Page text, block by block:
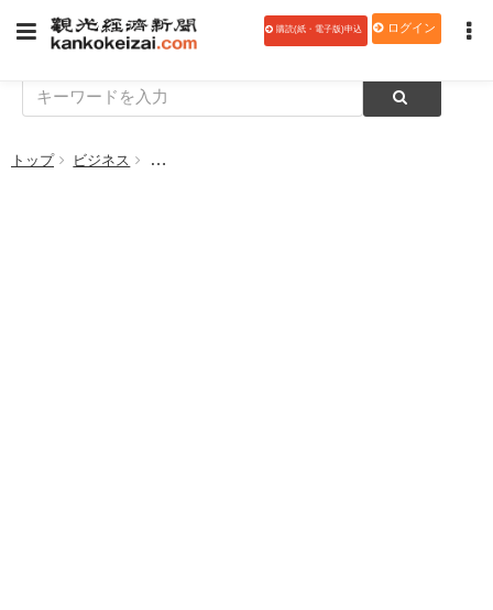
購読(紙・電子版)申込 ログイン
トップ ビジネス 中小企業の売上ＤＩ 3カ月ぶりプラス水準 日本公